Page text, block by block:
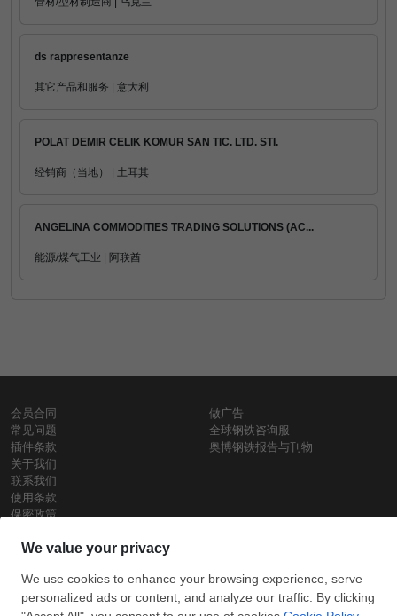
ds rappresentanze
其它产品和服务 | 意大利
POLAT DEMIR CELIK KOMUR SAN TIC. LTD. STI.
经销商（当地） | 土耳其
ANGELINA COMMODITIES TRADING SOLUTIONS (AC...
能源/煤气工业 | 阿联酋
会员合同
常见问题
插件条款
关于我们
联系我们
使用条款
保密政策
做广告
全球钢铁咨询服
奥博钢铁报告与刊物
铁价格
每日废钢价格
盘条价格
保留所有权利